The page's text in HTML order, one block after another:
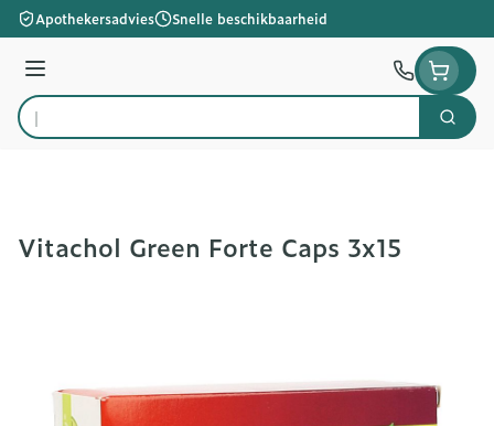
Ga naar de inhoud
Apothekersadvies Snelle beschikbaarheid
Menu
Product, merk, categorie...
Zoek
Vitachol Green Forte Caps 3x15